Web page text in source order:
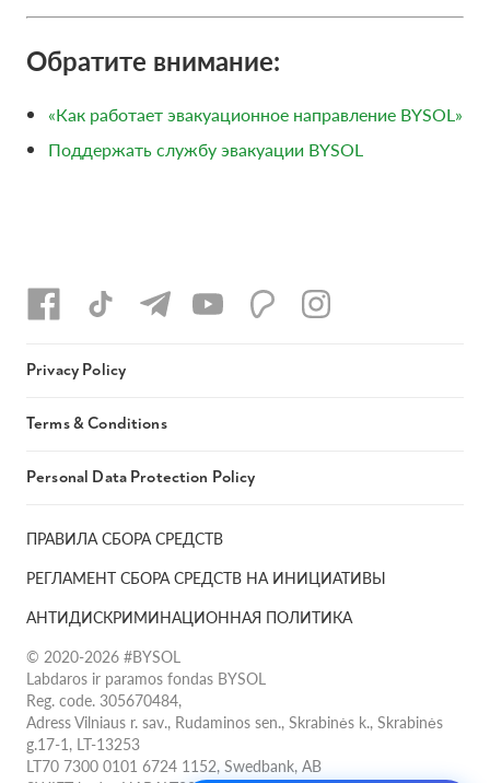
Обратите внимание:
«Как работает эвакуационное направление BYSOL»
Поддержать службу эвакуации BYSOL
ПРАВИЛА СБОРА СРЕДСТВ
РЕГЛАМЕНТ СБОРА СРЕДСТВ НА ИНИЦИАТИВЫ
АНТИДИСКРИМИНАЦИОННАЯ ПОЛИТИКА
© 2020-2026 #BYSOL
Labdaros ir paramos fondas BYSOL
Reg. code. 305670484,
Adress Vilniaus r. sav., Rudaminos sen., Skrabinės k., Skrabinės
g.17-1, LT-13253
LT70 7300 0101 6724 1152, Swedbank, AB
Privacy Policy
Terms & Conditions
Personal Data Protection Policy